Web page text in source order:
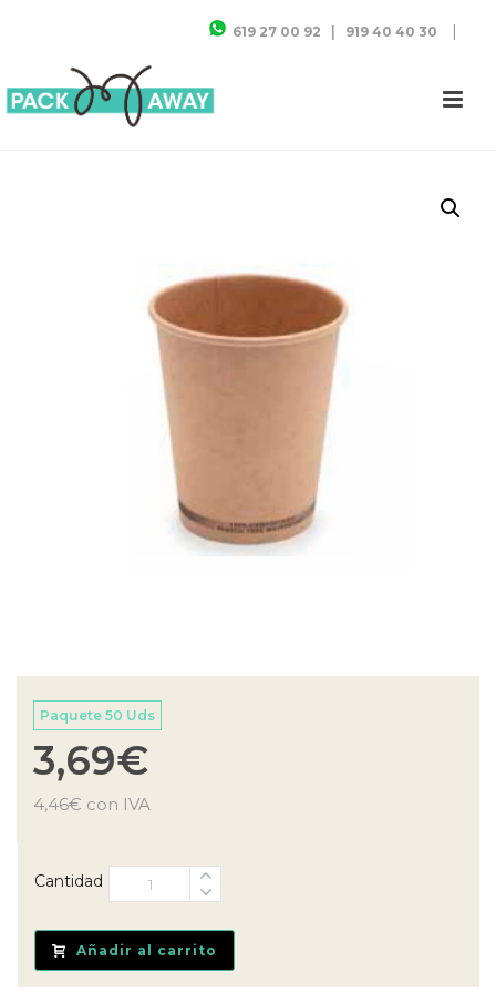
619 27 00 92 919 40 40 30 |
Paquete 50 Uds
3,69€
4,46€ con IVA
Cantidad
Añadir al carrito